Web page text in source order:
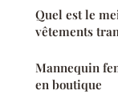
Quel est le
vêtements
Mannequin
en boutique